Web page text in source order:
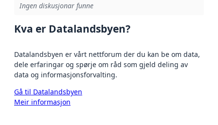
Ingen diskusjonar funne
Kva er Datalandsbyen?
Datalandsbyen er vårt nettforum der du kan be om data,
dele erfaringar og spørje om råd som gjeld deling av
data og informasjonsforvalting.
Gå til Datalandsbyen
Meir informasjon